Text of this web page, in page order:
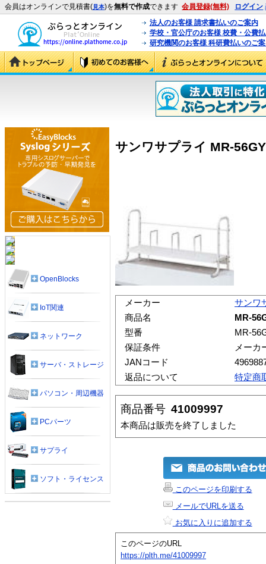
会員はオンラインで見積書(見本)を無料で作成できます 会員登録(無料) ログイン
法人のお客様 請求書払いのご案内
学校・官公庁のお客様 校費・公費
研究機関のお客様 科研費払いのご
サンワサプライ MR-
メーカー
サンワ
商品名
MR-
型番
MR-
保証条件
メーカ
JANコード
返品について
特定商
商品番号 41009997
本商品は販売を終了しました
このページを印刷する
メールでURLを送る
お気に入りに追加する
このページのURL
https://plth.me/41009997
OpenBlocks
IoT関連
ネットワーク
サーバ・ストレージ
パソコン・周辺機器
PCパーツ
サプライ
ソフト・ライセンス